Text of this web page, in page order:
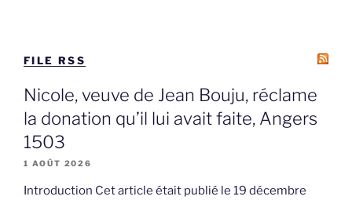
FILE RSS
Nicole, veuve de Jean Bouju, réclame
la donation qu’il lui avait faite, Angers
1503
1 AOÛT 2026
Introduction Cet article était publié le 19 décembre